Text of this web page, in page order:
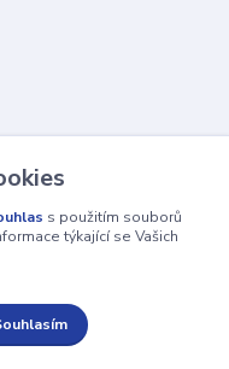
s použitím souborů
týkající se Vašich